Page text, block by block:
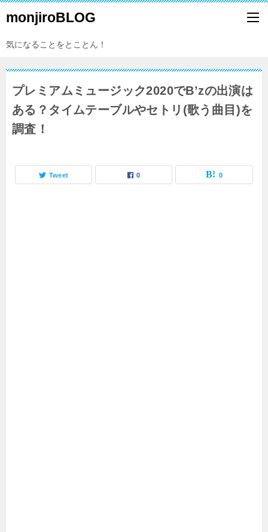
monjiroBLOG
気になることをとことん！
プレミアムミュージック2020でB’zの出演は
ある？タイムテーブルやセトリ(歌う曲目)を
調査！
Tweet 0 0